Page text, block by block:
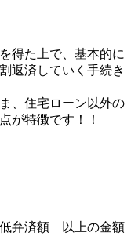
得た上で、基本的に
返済していく手続き
、住宅ローン以外の
が特徴です！！
弁済額 以上の金額